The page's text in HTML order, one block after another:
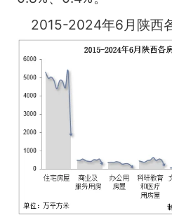
2015-2024年6月陕西